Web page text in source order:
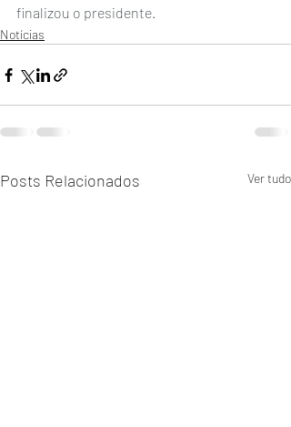
finalizou o presidente.
Notícias
Posts Relacionados Ver tudo